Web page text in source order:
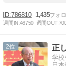
786810 1,435
週間IN:46750 週間OUT:
2 正
学校